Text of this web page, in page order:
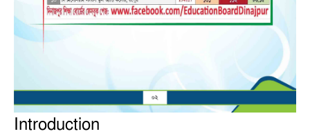
Introduction